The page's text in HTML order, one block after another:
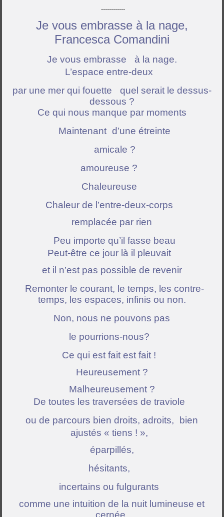
------------
Je vous embrasse à la nage,
Francesca Comandini
Je vous embrasse à la nage.
L’espace entre-deux
par une mer qui fouette quel serait le dessus-
dessous ?
Ce qui nous manque par moments
Maintenant d’une étreinte
amicale ?
amoureuse ?
Chaleureuse
Chaleur de l’entre-deux-corps
remplacée par rien
Peu importe qu’il fasse beau
Peut-être ce jour là il pleuvait
et il n’est pas possible de revenir
Remonter le courant, le temps, les contre-
temps, les espaces, infinis ou non.
Non, nous ne pouvons pas
le pourrions-nous?
Ce qui est fait est fait !
Heureusement ?
Malheureusement ?
De toutes les traversées de traviole
ou de parcours bien droits, adroits, bien
ajustés « tiens ! »,
éparpillés,
hésitants,
incertains ou fulgurants
comme une intuition de la nuit lumineuse et